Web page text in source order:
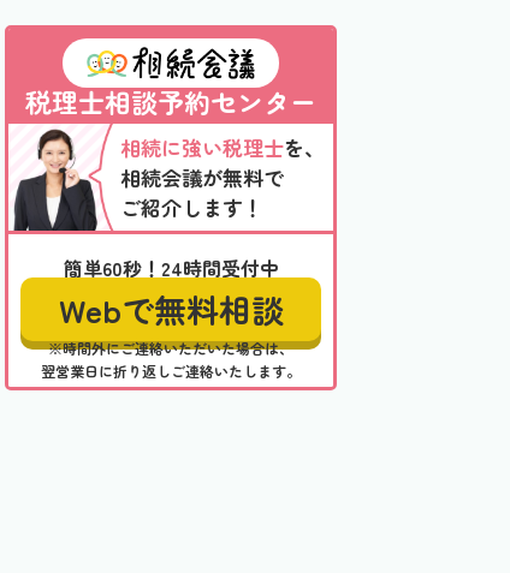
税理士相談予約センター
相続に強い税理士を、
相続会議が無料で
ご紹介します！
簡単60秒！24時間受付中
Webで無料相談
※時間外にご連絡いただいた場合は、
翌営業日に折り返しご連絡いたします。